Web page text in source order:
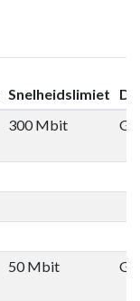
Snelheidslimiet
300 Mbit
50 Mbit